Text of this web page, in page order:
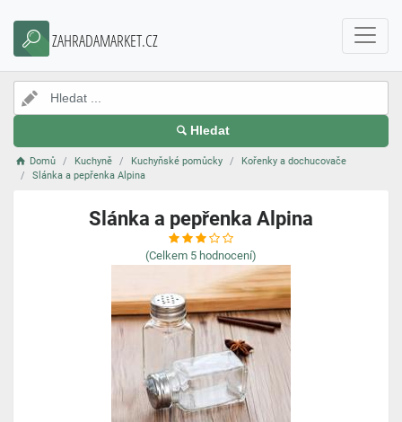
ZAHRADAMARKET.CZ
Hledat
Domů Kuchyně Kuchyňské pomůcky
Kořenky a dochucovače
Slánka a pepřenka Alpina
Slánka a pepřenka Alpina
(Celkem 5 hodnocení)